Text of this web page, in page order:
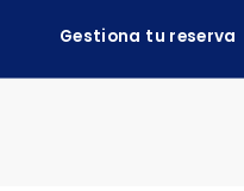
Gestiona tu reserva